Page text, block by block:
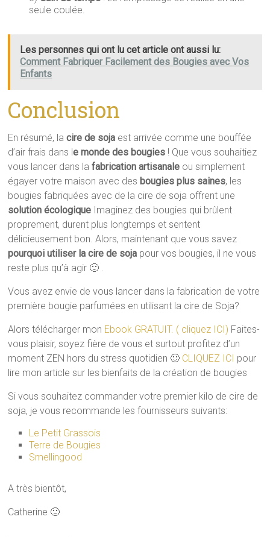
seule coulée.
Les personnes qui ont lu cet article ont aussi lu:
Comment Fabriquer Facilement des Bougies avec Vos
Enfants
Conclusion
En résumé, la cire de soja est arrivée comme une bouffée
d’air frais dans le monde des bougies ! Que vous souhaitiez
vous lancer dans lafabrication artisanale ou simplement
égayer votre maison avec des bougies plus saines, les
bougies fabriquées avec de la cire de soja offrent une
solution écologique Imaginez des bougies qui brûlent
proprement, durent plus longtemps et sentent
délicieusement bon. Alors, maintenant que vous savez
pourquoi utiliser la cire de soja pour vos bougies, il ne vous
reste plus qu’à agir 🙂 .
Vous avez envie de vous lancer dans la fabrication de votre
première bougie parfumées en utilisant la cire de Soja?
Alors télécharger mon Ebook GRATUIT. ( cliquez ICI) Faites-
vous plaisir, soyez fière de vous et surtout profitez d’un
moment ZEN hors du stress quotidien 🙂 CLIQUEZ ICI pour
lire mon article sur les bienfaits de la création de bougies
Si vous souhaitez commander votre premier kilo de cire de
soja, je vous recommande les fournisseurs suivants:
Le Petit Grassois
Terre de Bougies
Smellingood
A très bientôt,
Catherine 🙂